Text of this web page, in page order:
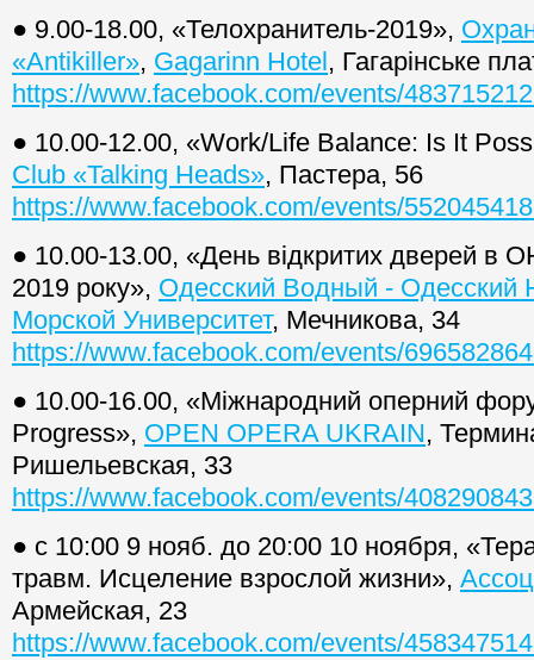
● 9.00-18.00, «Телохранитель-2019»,
«Antikiller», Gagarinn Hotel , Гагарiнське
https://www.facebook.com/events/
● 10.00-12.00, «Work/Life Balance: Is It
Club «Talking Heads», Пастера, 56
https://www.facebook.com/events/
● 10.00-13.00, «День відкритих дверей в
2019 року», Одесский Водный - Одесский
Морской Университет, Мечникова, 34
https://www.facebook.com/events/
● 10.00-16.00, «Міжнародний оперний
Progress», OPEN OPERA UKRAIN,
Ришельевская, 33
https://www.facebook.com/events/
● с 10:00 9 нояб. до 20:00 10 ноября,
травм. Исцеление взрослой жизни»,
Армейская, 23
https://www.facebook.com/events/